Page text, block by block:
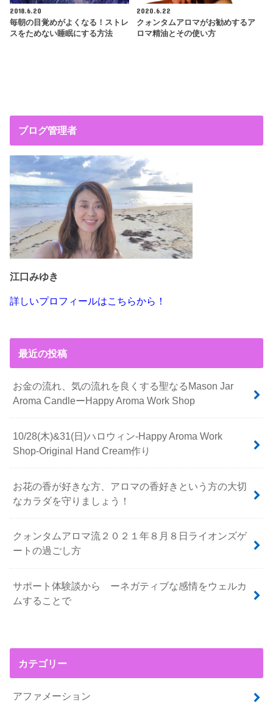
2018.6.20
毎朝の目覚めがよくなる！ストレ
スをためない睡眠にする方法
2020.6.22
クォンタムアロマがお勧めするア
ロマ精油とその使い方
ブログ管理者
江口みゆき
詳しいプロフィールはこちらから！
最近の投稿
お金の流れ、気の流れを良くする聖なるMason Jar
Aroma CandleーHappy Aroma Work Shop
10/28(木)&31(日)ハロウィン-Happy Aroma Work
Shop-Original Hand Cream作り
お花の香が好きな方、アロマの香好きという方の大切
なカラダを守りましょう！
クォンタムアロマ流２０２１年８月８日ライオンズゲ
ートの過ごし方
サポート体験談から ーネガティブな感情をウェルカ
ムすることで
カテゴリー
アファメーション